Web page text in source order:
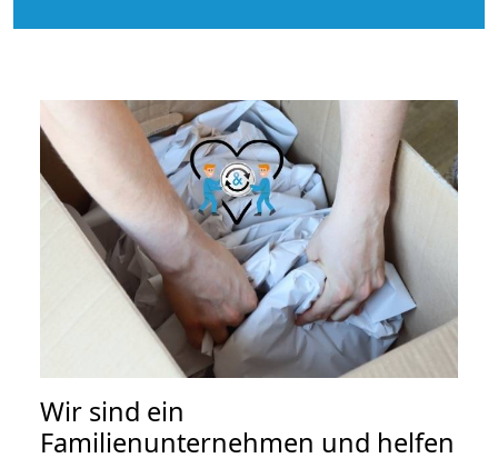
Wir sind ein
Familienunternehmen und helfen